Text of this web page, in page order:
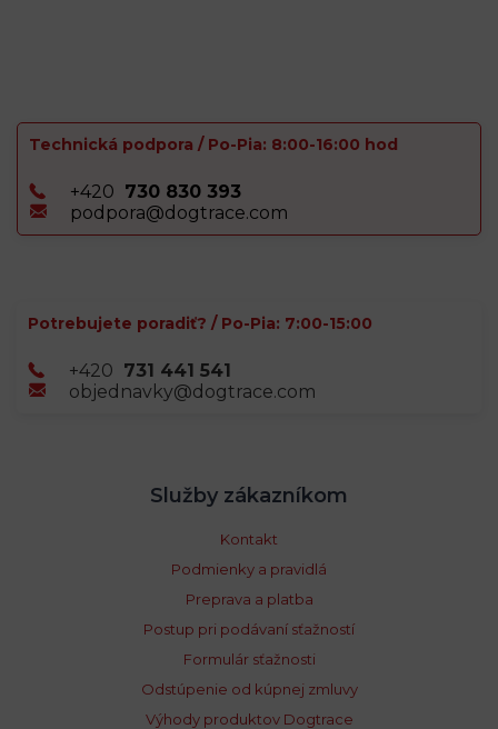
Technická podpora / Po-Pia: 8:00-16:00 hod
+420 730 830 393
podpora@dogtrace.com
Potrebujete poradiť? / Po-Pia: 7:00-15:00
+420 731 441 541
objednavky@dogtrace.com
Služby zákazníkom
Kontakt
Podmienky a pravidlá
Preprava a platba
Postup pri podávaní sťažností
Formulár sťažnosti
Odstúpenie od kúpnej zmluvy
Výhody produktov Dogtrace